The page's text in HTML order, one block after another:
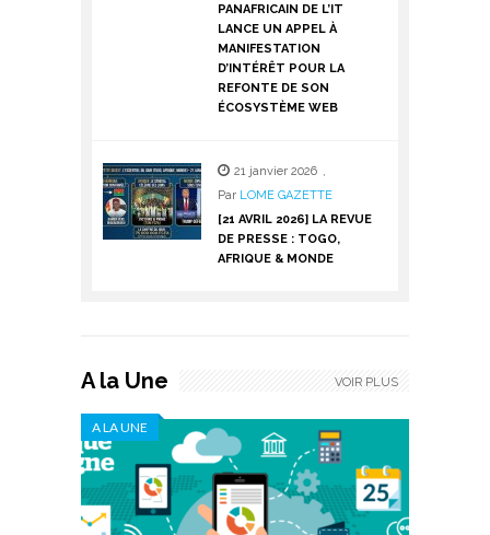
PANAFRICAIN DE L’IT
LANCE UN APPEL À
MANIFESTATION
D’INTÉRÊT POUR LA
REFONTE DE SON
ÉCOSYSTÈME WEB
21 janvier 2026 ,
Par LOME GAZETTE
[21 AVRIL 2026] LA REVUE
DE PRESSE : TOGO,
AFRIQUE & MONDE
A la Une
A LA UNE
VOIR PLUS